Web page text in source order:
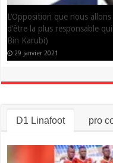
RDC: Un problème de
28 octobre 2020
D1 Linafoot pro